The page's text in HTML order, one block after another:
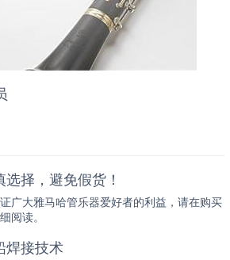
选择，避免假货！
广大雅马哈管乐器爱好者的利益，请在购买
阅读。
焊接技术